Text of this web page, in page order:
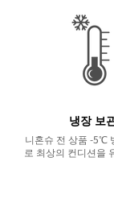
냉장 보
니혼슈 전 상품 -5℃
로 최상의 컨디션을